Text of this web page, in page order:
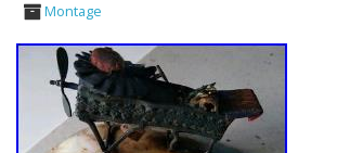
Montage